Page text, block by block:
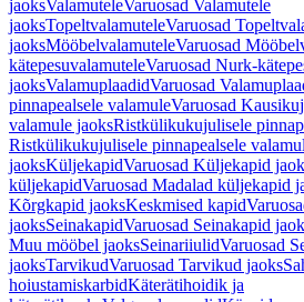
jaoksValamuteleVaruosad Valamutele
jaoksTopeltvalamuteleVaruosad
jaoksMööbelvalamuteleVaruosad
kätepesuvalamuteleVaruosad Nurk-
jaoksValamuplaadidVaruosad
pinnapealsele valamuleVaruosad
valamule jaoksRistkülikukujulisele
Ristkülikukujulisele pinnapealsele
jaoksKüljekapidVaruosad Küljekapid
küljekapidVaruosad Madalad küljekapid
Kõrgkapid jaoksKeskmised kapid
jaoksSeinakapidVaruosad Seinakapid
Muu mööbel jaoksSeinariiulidVaruosad
jaoksTarvikudVaruosad Tarvikud jaoks
hoiustamiskarbidKäterätihoidik ja